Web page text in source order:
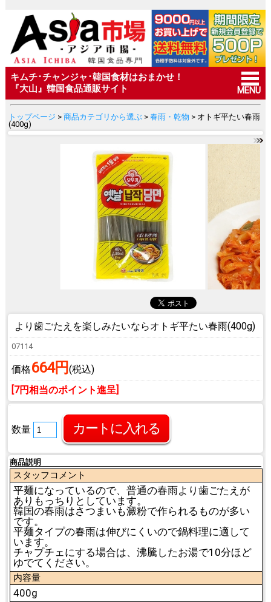
キムチ･チャンジャ･韓国食材はおまかせ！
『大山』韓国食品通販サイト
MENU
トップページ > 商品カテゴリから選ぶ> 春雨・乾物 > オトギ平たい春雨
(400g)
より歯ごたえを楽しみたいならオトギ平たい春雨(400g)
07114
価格664円 (税込)
[7円相当のポイント進呈]
数量
商品説明
スタッフコメント
平麺になっているので、普通の春雨より歯ごたえが
ありもっちりとしています。
韓国の春雨はさつまいも澱粉で作られるものが多い
です。
平麺タイプの春雨は伸びにくいので鍋料理に適して
います。
チャプチェにする場合は、沸騰したお湯で10分ほど
ゆでてください。
内容量
400g